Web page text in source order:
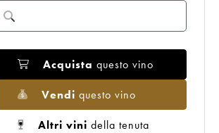
Acquista questo vino
Vendi questo vino
Altri vini della tenuta